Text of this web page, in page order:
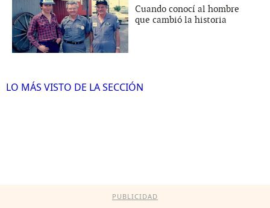
Cuando conocí al hombre
que cambió la historia
LO MÁS VISTO DE LA SECCIÓN
PUBLICIDAD